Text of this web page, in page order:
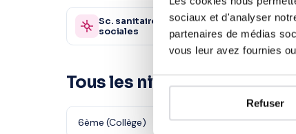
sociaux et d'analyser
partenaires de médias
vous leur avez fournies
Refuser
Sc. sanitaires et
sociales
Tous les niveaux en
6ème (Collège) 5ème